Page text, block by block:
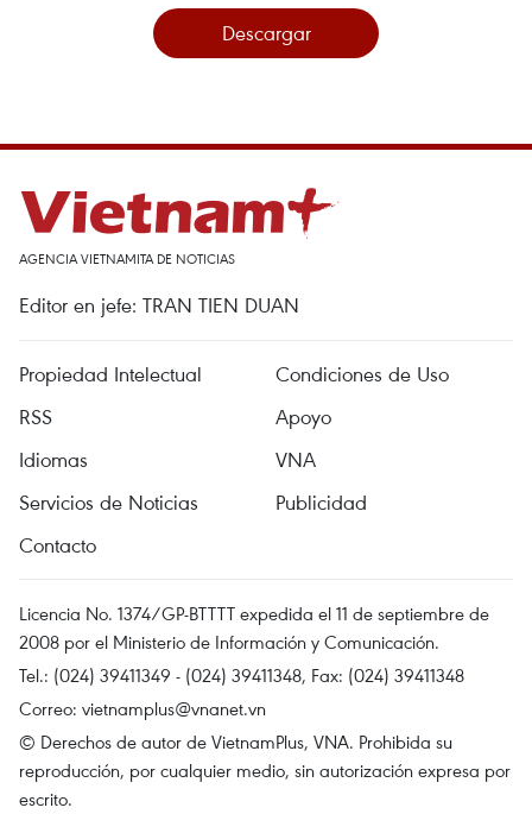
Descargar
AGENCIA VIETNAMITA DE NOTICIAS
Editor en jefe: TRAN TIEN DUAN
Propiedad Intelectual
Condiciones de Uso
RSS
Apoyo
Idiomas
VNA
Servicios de Noticias
Publicidad
Contacto
Licencia No. 1374/GP-BTTTT expedida el 11 de septiembre de
2008 por el Ministerio de Información y Comunicación.
Tel.: (024) 39411349 - (024) 39411348, Fax: (024) 39411348
Correo: vietnamplus@vnanet.vn
© Derechos de autor de VietnamPlus, VNA. Prohibida su
reproducción, por cualquier medio, sin autorización expresa por
escrito.